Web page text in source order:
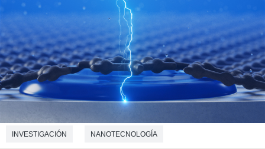
INVESTIGACIÓN NANOTECNOLOGÍA